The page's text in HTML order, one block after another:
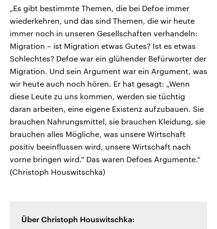
„Es gibt bestimmte Themen, die bei Defoe immer
wiederkehren, und das sind Themen, die wir heute
immer noch in unseren Gesellschaften verhandeln:
Migration – ist Migration etwas Gutes? Ist es etwas
Schlechtes? Defoe war ein glühender Befürworter der
Migration. Und sein Argument war ein Argument, was
wir heute auch noch hören. Er hat gesagt: „Wenn
diese Leute zu uns kommen, werden sie tüchtig
daran arbeiten, eine eigene Existenz aufzubauen. Sie
brauchen Nahrungsmittel, sie brauchen Kleidung, sie
brauchen alles Mögliche, was unsere Wirtschaft
positiv beeinflussen wird, unsere Wirtschaft nach
vorne bringen wird.“ Das waren Defoes Argumente.“
(Christoph Houswitschka)
Über Christoph Houswitschka: